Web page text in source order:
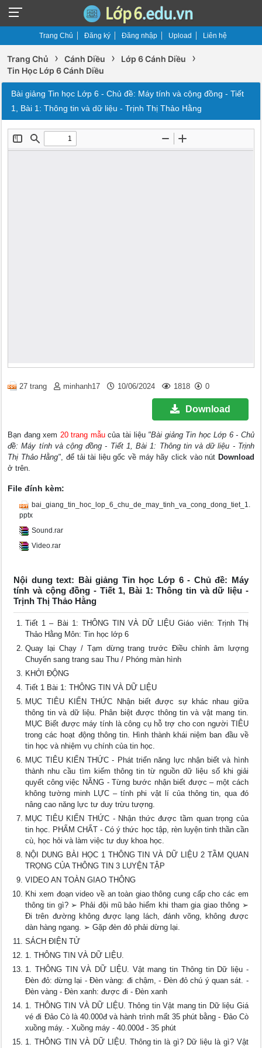
Trang Chủ Đăng ký Đăng nhập Upload Liên hệ
Trang Chủ › Cánh Diều › Lớp 6 Cánh Diều ›
Tin Học Lớp 6 Cánh Diều
Bài giảng Tin học Lớp 6 - Chủ đề: Máy tính và cộng đồng - Tiết
1, Bài 1: Thông tin và dữ liệu - Trịnh Thị Thảo Hằng
27 trang minhanh17 10/06/2024 1818 0
Download
Bạn đang xem 20 trang mẫucủa tài liệu "Bài giảng Tin học Lớp 6 - Chủ
đề: Máy tính và cộng đồng - Tiết 1, Bài 1: Thông tin và dữ liệu - Trịnh
Thị Thảo Hằng", để tải tài liệu gốc về máy hãy click vào nút Download
ở trên.
File đính kèm:
bai_giang_tin_hoc_lop_6_chu_de_may_tinh_va_cong_dong_tiet_1.
pptx
Sound.rar
Video.rar
Nội dung text: Bài giảng Tin học Lớp 6 - Chủ đề: Máy
tính và cộng đồng - Tiết 1, Bài 1: Thông tin và dữ liệu -
Trịnh Thị Thảo Hằng
Tiết 1 – Bài 1: THÔNG TIN VÀ DỮ LIỆU Giáo viên: Trịnh Thị
Thảo Hằng Môn: Tin học lớp 6
Quay lại Chạy / Tạm dừng trang trước Điều chỉnh âm lượng
Chuyển sang trang sau Thu / Phóng màn hình
KHỞI ĐỘNG
Tiết 1 Bài 1: THÔNG TIN VÀ DỮ LIỆU
MỤC TIÊU KIẾN THỨC Nhận biết được sự khác nhau giữa
thông tin và dữ liệu. Phân biệt được thông tin và vật mang tin.
MỤC Biết được máy tính là công cụ hỗ trợ cho con người TIÊU
trong các hoạt động thông tin. Hình thành khái niệm ban đầu về
tin học và nhiệm vụ chính của tin học.
MỤC TIÊU KIẾN THỨC - Phát triển năng lực nhận biết và hình
thành nhu cầu tìm kiếm thông tin từ nguồn dữ liệu số khi giải
quyết công việc NĂNG - Từng bước nhận biết được – một cách
không tường minh LỰC – tính phi vật lí của thông tin, qua đó
nâng cao năng lực tư duy trừu tượng.
MỤC TIÊU KIẾN THỨC - Nhận thức được tầm quan trọng của
tin học. PHẨM CHẤT - Có ý thức học tập, rèn luyện tinh thần cần
cù, học hỏi và làm việc tư duy khoa học.
NỘI DUNG BÀI HỌC 1 THÔNG TIN VÀ DỮ LIỆU 2 TẦM QUAN
TRỌNG CỦA THÔNG TIN 3 LUYỆN TẬP
VIDEO AN TOÀN GIAO THÔNG
Khi xem đoạn video về an toàn giao thông cung cấp cho các em
thông tin gì? ➢ Phải đội mũ bảo hiểm khi tham gia giao thông ➢
Đi trên đường không được lạng lách, đánh võng, không được
dàn hàng ngang. ➢ Gặp đèn đỏ phải dừng lại.
SÁCH ĐIỆN TỬ
1. THÔNG TIN VÀ DỮ LIỆU.
1. THÔNG TIN VÀ DỮ LIỆU. Vật mang tin Thông tin Dữ liệu -
Đèn đỏ: dừng lại - Đèn vàng: đi chậm, - Đèn đỏ chú ý quan sát. -
Đèn vàng - Đèn xanh: được đi - Đèn xanh
1. THÔNG TIN VÀ DỮ LIỆU. Thông tin Vật mang tin Dữ liệu Giá
vé đi Đảo Cò là 40.000đ và hành trình mất 35 phút bằng - Đảo Cò
xuồng máy. - Xuồng máy - 40.000đ - 35 phút
1. THÔNG TIN VÀ DỮ LIỆU. Thông tin là gì? Dữ liệu là gì? Vật